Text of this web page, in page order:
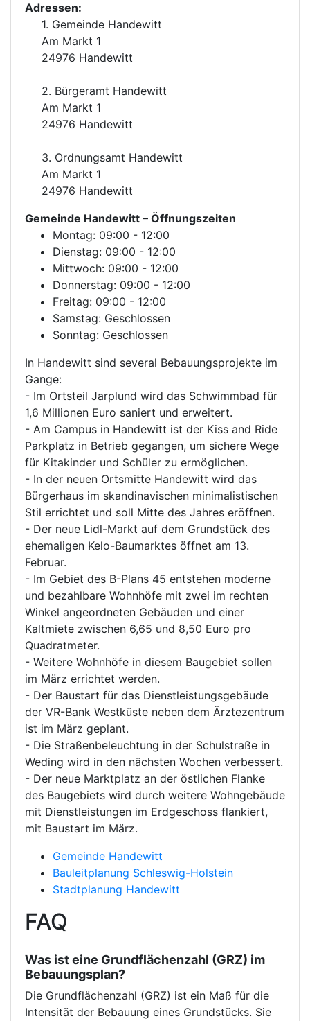
Adressen:
1. Gemeinde Handewitt
Am Markt 1
24976 Handewitt
2. Bürgeramt Handewitt
Am Markt 1
24976 Handewitt
3. Ordnungsamt Handewitt
Am Markt 1
24976 Handewitt
Gemeinde Handewitt – Öffnungszeiten
Montag: 09:00 - 12:00
Dienstag: 09:00 - 12:00
Mittwoch: 09:00 - 12:00
Donnerstag: 09:00 - 12:00
Freitag: 09:00 - 12:00
Samstag: Geschlossen
Sonntag: Geschlossen
In Handewitt sind several Bebauungsprojekte im
Gange:
- Im Ortsteil Jarplund wird das Schwimmbad für
1,6 Millionen Euro saniert und erweitert.
- Am Campus in Handewitt ist der Kiss and Ride
Parkplatz in Betrieb gegangen, um sichere Wege
für Kitakinder und Schüler zu ermöglichen.
- In der neuen Ortsmitte Handewitt wird das
Bürgerhaus im skandinavischen minimalistischen
Stil errichtet und soll Mitte des Jahres eröffnen.
- Der neue Lidl-Markt auf dem Grundstück des
ehemaligen Kelo-Baumarktes öffnet am 13.
Februar.
- Im Gebiet des B-Plans 45 entstehen moderne
und bezahlbare Wohnhöfe mit zwei im rechten
Winkel angeordneten Gebäuden und einer
Kaltmiete zwischen 6,65 und 8,50 Euro pro
Quadratmeter.
- Weitere Wohnhöfe in diesem Baugebiet sollen
im März errichtet werden.
- Der Baustart für das Dienstleistungsgebäude
der VR-Bank Westküste neben dem Ärztezentrum
ist im März geplant.
- Die Straßenbeleuchtung in der Schulstraße in
Weding wird in den nächsten Wochen verbessert.
- Der neue Marktplatz an der östlichen Flanke
des Baugebiets wird durch weitere Wohngebäude
mit Dienstleistungen im Erdgeschoss flankiert,
mit Baustart im März.
Gemeinde Handewitt
Bauleitplanung Schleswig-Holstein
Stadtplanung Handewitt
FAQ
Was ist eine Grundflächenzahl (GRZ) im
Bebauungsplan?
Die Grundflächenzahl (GRZ) ist ein Maß für die
Intensität der Bebauung eines Grundstücks. Sie